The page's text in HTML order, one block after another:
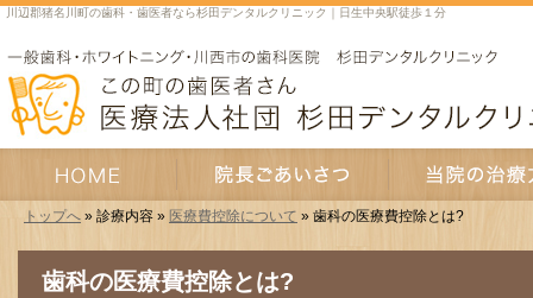
歯科の医療費控除とは?
川辺郡猪名川町の歯科・歯医者なら杉田デンタルクリニック｜日生中央駅徒歩１分
トップへ » 診療内容 » 医療費控除について » 歯科の医療費控除とは?